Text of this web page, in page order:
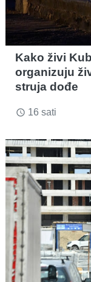
Kako živi
organizuju
struja dođe
access_time 16 sati